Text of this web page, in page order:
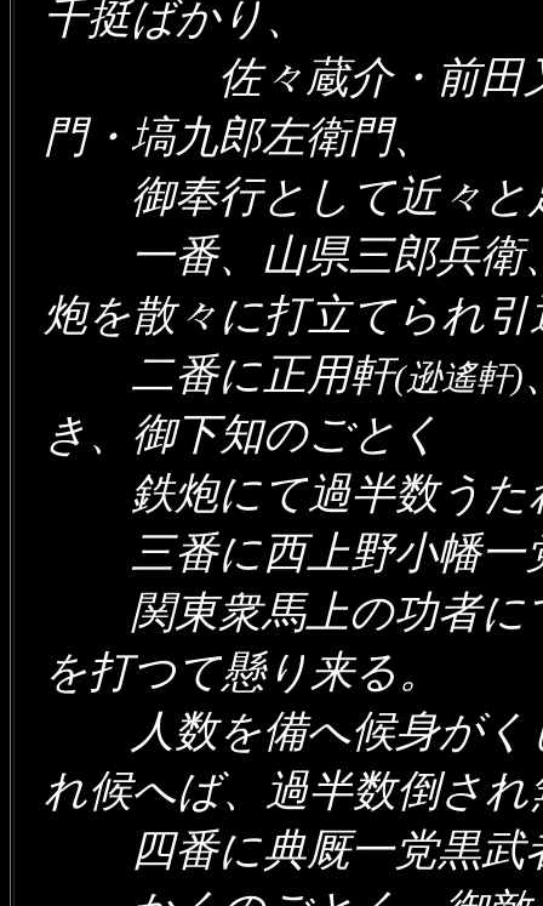
千挺ばかり、
佐々蔵介・前田又左
門・塙九郎左衛門、
御奉行として近々と
一番、山県三郎兵衛
炮を散々に打立てられ
二番に正用軒(逊遙軒)
き、御下知のごとく
鉄炮にて過半数うた
三番に西上野小幡一
関東衆馬上の功者に
を打つて懸り来る。
人数を備へ候身がく
れ候へば、過半数倒さ
四番に典厩一党黒武